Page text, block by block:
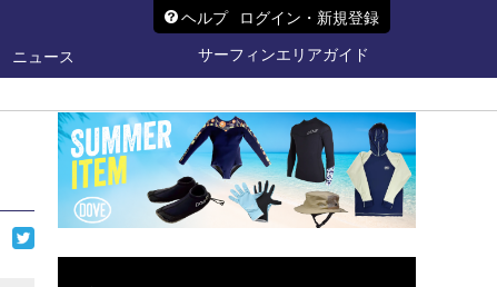
ヘルプ ログイン・新規登録
ニュース
サーフィンエリアガイド